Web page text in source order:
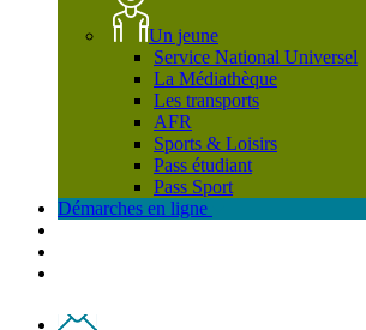
Un jeune
Service National Universel
La Médiathèque
Les transports
AFR
Sports & Loisirs
Pass étudiant
Pass Sport
Démarches en ligne
Contact